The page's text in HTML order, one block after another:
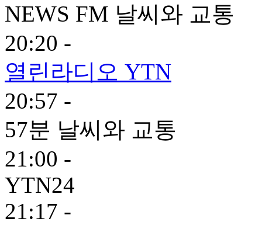
NEWS FM 날씨와 교통
20:20 -
열린라디오 YTN
20:57 -
57분 날씨와 교통
21:00 -
YTN24
21:17 -